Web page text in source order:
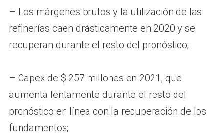
– Los márgenes brutos y la utilización de las
refinerías caen drásticamente en 2020 y se
recuperan durante el resto del pronóstico;
– Capex de $ 257 millones en 2021, que
aumenta lentamente durante el resto del
pronóstico en línea con la recuperación de los
fundamentos;